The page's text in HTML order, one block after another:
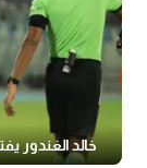
خالد الغندور